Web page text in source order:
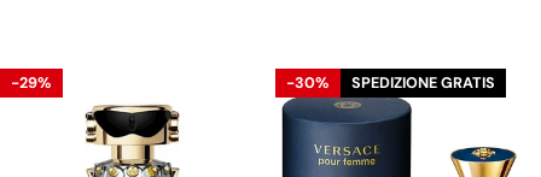
-29% -30% SPEDIZIONE GRATIS